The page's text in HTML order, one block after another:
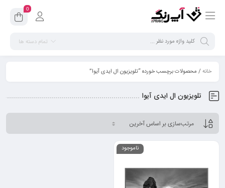
0
تمام دسته ها
خانه/ محصولات برچسب خورده “تلویزیون ال ایدی آیوا”
تلویزیون ال ایدی آیوا
ناموجود